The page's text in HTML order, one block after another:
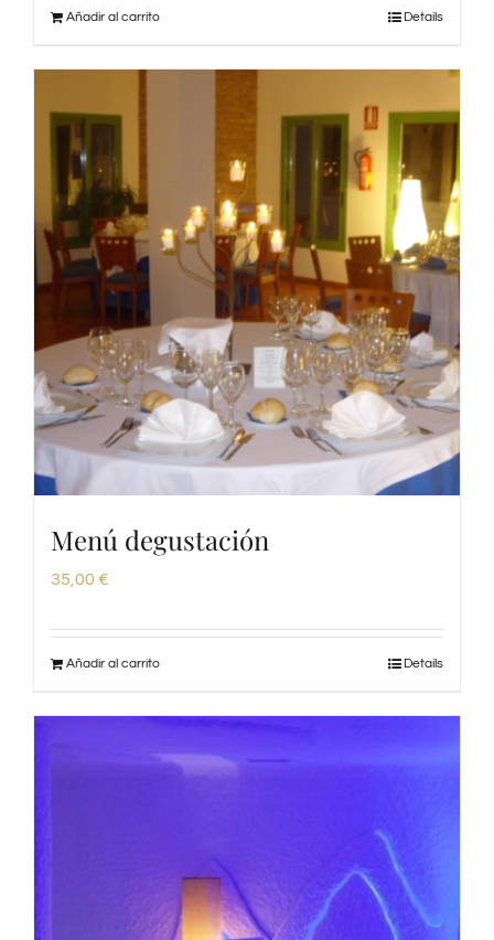
Añadir al carrito Details
Menú degustación
35,00 €
Añadir al carrito Details